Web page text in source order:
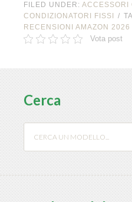
FILED UNDER: ACCESSORI
CONDIZIONATORI FISSI
RECENSIONI AMAZON 2026
Vota post
Cerca